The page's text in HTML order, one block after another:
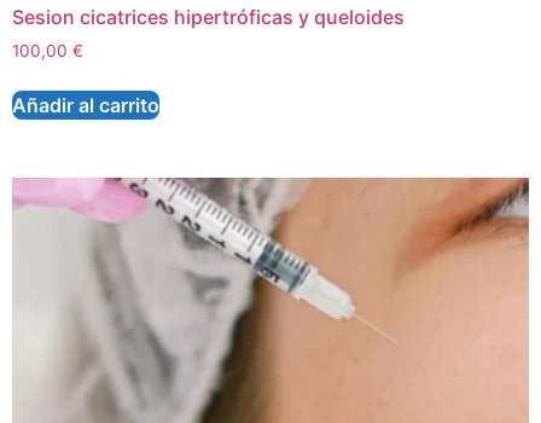
Sesion cicatrices hipertróficas y queloides
100,00 €
Añadir al carrito